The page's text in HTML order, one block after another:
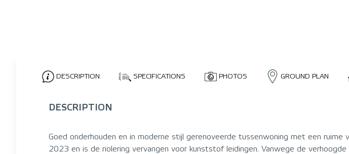
DESCRIPTION SPECIFICATIONS PHOTOS GROUND PLAN
DESCRIPTION
Goed onderhouden en in moderne stijl gerenoveerde tussenwoning met een
2023 en is de riolering vervangen voor kunststof leidingen. Vanwege de